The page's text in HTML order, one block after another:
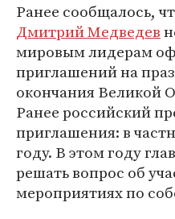
Ранее сообщалось,
Дмитрий Медведев
мировым лидерам
приглашений на
окончания Великой
Ранее российский
приглашения: в
году. В этом году
решать вопрос об
мероприятиях по